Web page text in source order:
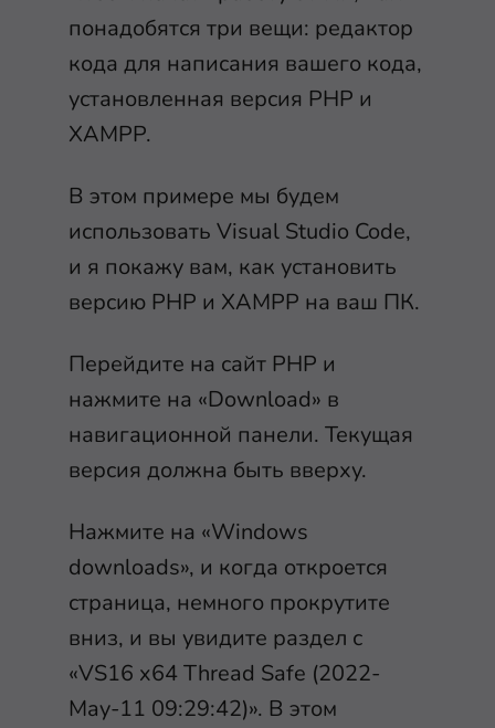
понадобятся три вещи: редактор
кода для написания вашего кода,
установленная версия PHP и
XAMPP.
В этом примере мы будем
использовать Visual Studio Code,
и я покажу вам, как установить
версию PHP и XAMPP на ваш ПК.
Перейдите на сайт PHP и
нажмите на «Download» в
навигационной панели. Текущая
версия должна быть вверху.
Нажмите на «Windows
downloads», и когда откроется
страница, немного прокрутите
вниз, и вы увидите раздел с
«VS16 x64 Thread Safe (2022-
May-11 09:29:42)». В этом